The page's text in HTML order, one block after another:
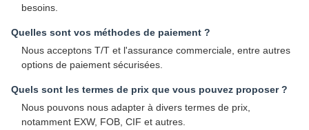
besoins.
Quelles sont vos méthodes de paiement ?
Nous acceptons T/T et l'assurance commerciale, entre autres
options de paiement sécurisées.
Quels sont les termes de prix que vous pouvez proposer ?
Nous pouvons nous adapter à divers termes de prix,
notamment EXW, FOB, CIF et autres.